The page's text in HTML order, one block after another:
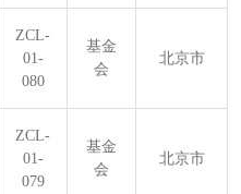
ZCL-
01-
080
基金
会
北京市
ZCL-
01-
079
基金
会
北京市